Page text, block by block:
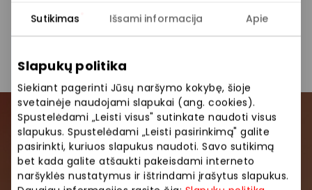
Sutikimas Išsami informacija Apie
Slapukų politika
Siekiant pagerinti Jūsų naršymo kokybę, šioje
svetainėje naudojami slapukai (ang. cookies).
Spustelėdami „Leisti visus" sutinkate naudoti visus
slapukus. Spustelėdami „Leisti pasirinkimą" galite
pasirinkti, kuriuos slapukus naudoti. Savo sutikimą
bet kada galite atšaukti pakeisdami interneto
naršyklės nustatymus ir ištrindami įrašytus slapukus.
AKROPOLIS – daugiau džiaugsmo!
Pasidalinti: Facebook
Prisijunkite prie mūsų
bendruomenės
Pirmieji sužinokite apie geriausius pasiūlymus,